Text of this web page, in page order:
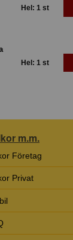
Hel: 1 st
Hel: 1 st
m.m.
Företag
Privat